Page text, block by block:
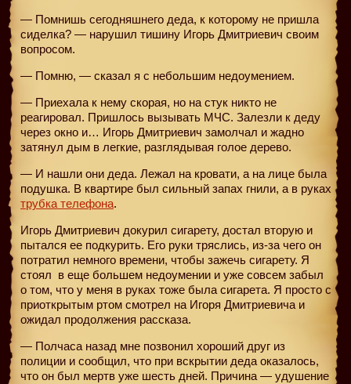
— Помнишь сегодняшнего деда, к которому не пришла
сиделка? — нарушил тишину Игорь Дмитриевич своим
вопросом.
— Помню, — сказал я с небольшим недоумением.
— Приехала к нему скорая, но на стук никто не
реагировал. Пришлось вызывать МЧС. Залезли к деду
через окно и… Игорь Дмитриевич замолчал и жадно
затянул дым в легкие, разглядывая голое дерево.
— И нашли они деда. Лежал на кровати, а на лице была
подушка. В квартире был сильный запах гнили, а в руках
трубка телефона.
Игорь Дмитриевич докурил сигарету, достал вторую и
пытался ее подкурить. Его руки тряслись, из-за чего он
потратил немного времени, чтобы зажечь сигарету. Я
стоял в еще большем недоумении и уже совсем забыл
о том, что у меня в руках тоже была сигарета. Я просто с
приоткрытым ртом смотрел на Игоря Дмитриевича и
ожидал продолжения рассказа.
— Полчаса назад мне позвонил хороший друг из
полиции и сообщил, что при вскрытии деда оказалось,
что он был мертв уже шесть дней. Причина — удушение